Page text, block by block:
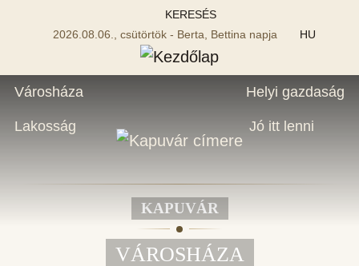
KERESÉS
2026.08.06., csütörtök - Berta, Bettina napja
HU
Városháza
Lakosság
Helyi gazdaság
Jó itt lenni
KAPUVÁR
VÁROSHÁZA